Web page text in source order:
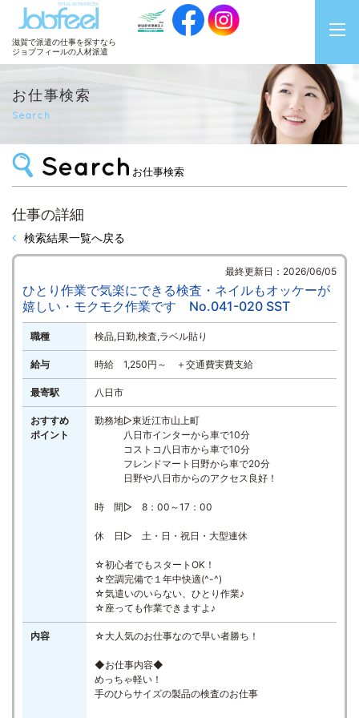
JobFeel
滋賀で派遣の仕事を探すなら
ジョブフィールの人材派遣
お仕事検索
Search
お仕事検索
仕事の詳細
検索結果一覧へ戻る
最終更新日：2026/06/05
ひとり作業で気楽にできる検査・ネイルもオッケーが
嬉しい・モクモク作業です No.041-020 SST
職種 検品,日勤,検査,ラベル貼り
給与 時給 1,250円～ ＋交通費実費支給
最寄駅 八日市
おすすめ
ポイント
勤務地▷東近江市山上町
八日市インターから車で10分
コストコ八日市から車で10分
フレンドマート日野から車で20分
日野や八日市からのアクセス良好！
時 間▷ 8：00～17：00
休 日▷ 土・日・祝日・大型連休
☆初心者でもスタートOK！
☆空調完備で１年中快適(^-^)
☆気遣いのいらない、ひとり作業♪
☆座っても作業できますよ♪
内容 ☆大人気のお仕事なので早い者勝ち！
◆お仕事内容◆
めっちゃ軽い！
手のひらサイズの製品の検査のお仕事